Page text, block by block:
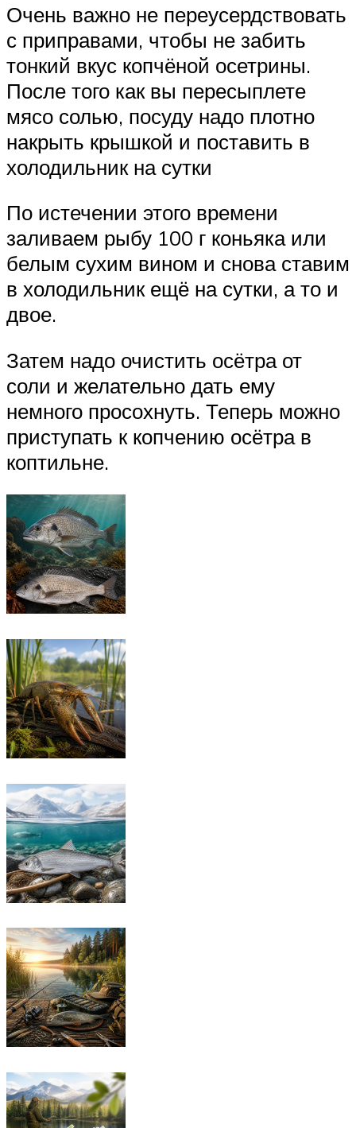
Очень важно не переусердствовать
с приправами, чтобы не забить
тонкий вкус копчёной осетрины.
После того как вы пересыплете
мясо солью, посуду надо плотно
накрыть крышкой и поставить в
холодильник на сутки
По истечении этого времени
заливаем рыбу 100 г коньяка или
белым сухим вином и снова ставим
в холодильник ещё на сутки, а то и
двое.
Затем надо очистить осётра от
соли и желательно дать ему
немного просохнуть. Теперь можно
приступать к копчению осётра в
коптильне.